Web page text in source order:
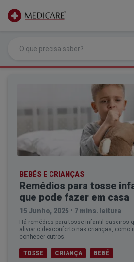
BEBÉS E CRIANÇAS
Remédios para tosse
que pode fazer em casa
15 Junho, 2025 • 7 mins. leitura
Há remédios para tosse infantil caseiros
aliviar o desconforto nas crianças, como
conhecer outros.
TOSSE CRIANÇA BEBÉ